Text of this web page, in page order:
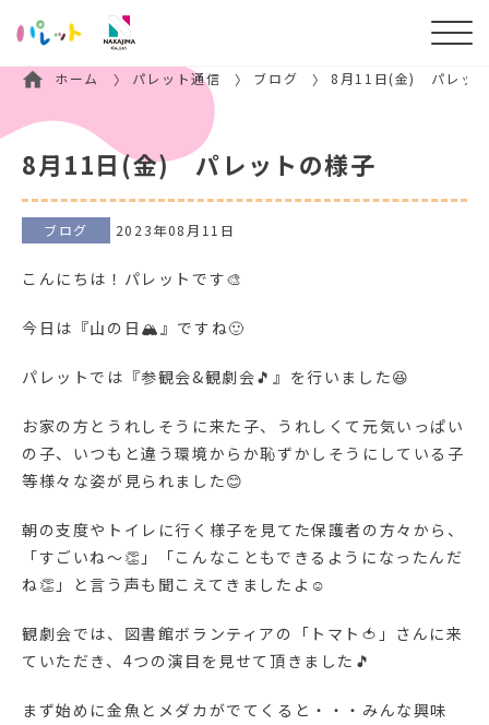
ホーム パレット通信 ブログ 8月11日(金) パレッ
8月11日(金) パレットの様子
ブログ 2023年08月11日
こんにちは！パレットです🎨
今日は『山の日🏔』ですね🙂
パレットでは『参観会&観劇会🎵』を行いました😆
お家の方とうれしそうに来た子、うれしくて元気いっぱい
の子、いつもと違う環境からか恥ずかしそうにしている子
等様々な姿が見られました😊
朝の支度やトイレに行く様子を見てた保護者の方々から、
「すごいね～👏」「こんなこともできるようになったんだ
ね👏」と言う声も聞こえてきましたよ☺
観劇会では、図書館ボランティアの「トマト🍅」さんに来
ていただき、4つの演目を見せて頂きました🎵
まず始めに金魚とメダカがでてくると・・・みんな興味